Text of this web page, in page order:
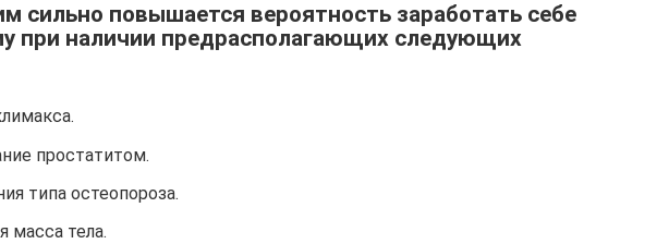
сильно повышается вероятность заработать себе
при наличии предрасполагающих следующих
простатитом.
типа остеопороза.
масса тела.